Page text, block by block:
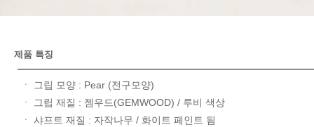
제품 특징
ㆍ 그립 모양 : Pear (전구모양)
ㆍ 그립 재질 : 젬우드(GEMWOOD) / 루비 색상
ㆍ 샤프트 재질 : 자작나무 / 화이트 페인트 됨